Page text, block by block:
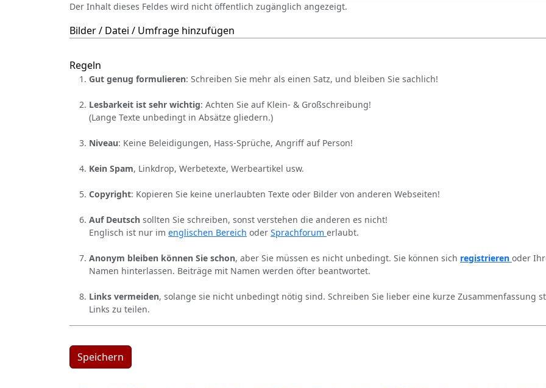
Der Inhalt dieses Feldes wird nicht öffentlich zugänglich angezeigt.
Bilder / Datei / Umfrage hinzufügen
Regeln
Gut genug formulieren: Schreiben Sie mehr als einen Satz, und bleiben Sie sachlich!
Lesbarkeit ist sehr wichtig: Achten Sie auf Klein- & Großschreibung!
(Lange Texte unbedingt in Absätze gliedern.)
Niveau: Keine Beleidigungen, Hass-Sprüche, Angriff auf Person!
Kein Spam, Linkdrop, Werbetexte, Werbeartikel usw.
Copyright: Kopieren Sie keine unerlaubten Texte oder Bilder von anderen Webseiten!
Auf Deutsch sollten Sie schreiben, sonst verstehen die anderen es nicht!
Englisch ist nur im englischen Bereich oder Sprachforum erlaubt.
Anonym bleiben können Sie schon, aber Sie müssen es nicht unbedingt. Sie können sich registrieren oder
Namen hinterlassen. Beiträge mit Namen werden öfter beantwortet.
Links vermeiden, solange sie nicht unbedingt nötig sind. Schreiben Sie lieber eine kurze Zusammenfassung
Links zu teilen.
Speichern